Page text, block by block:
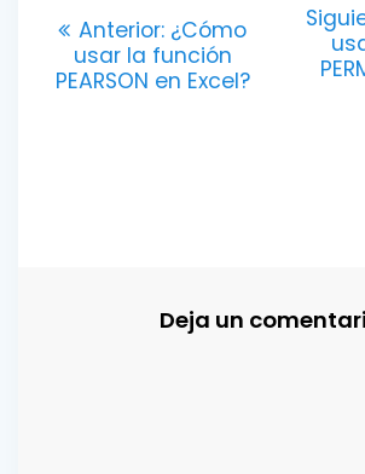
Anterior: Entrada
anterior:
¿Cómo
usar la función
PEARSON en Excel?
Deja un